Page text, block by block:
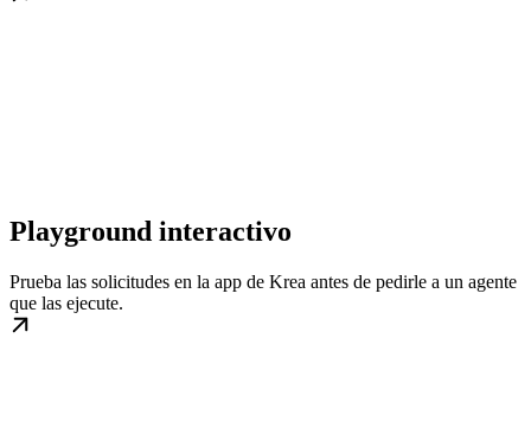
Playground interactivo
Prueba las solicitudes en la app de Krea antes de pedirle a un agente
que las ejecute.